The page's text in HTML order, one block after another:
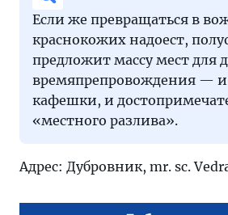
Если же превращаться в
краснокожих надоест,
предложит массу мест для
времяпрепровождения —
кафешки, и
«местного разлива».
Адрес: Дубровник, mr. sc.